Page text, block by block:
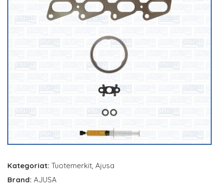
Kategoriat: Tuotemerkit, Ajusa
Brand: AJUSA